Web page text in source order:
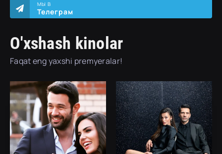
O'xshash kinolar
Faqat eng yaxshi premyeralar!
МЫ В
Телеграм